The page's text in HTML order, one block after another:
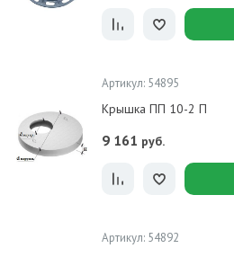
Артикул: 54895
Крышка ПП 10-2 П
9 161 руб.
Артикул: 54892